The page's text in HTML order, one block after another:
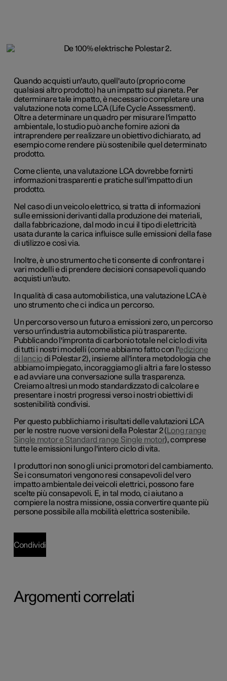
Quando acquisti un'auto, quell'auto (proprio come
qualsiasi altro prodotto) ha un impatto sul pianeta. Per
determinare tale impatto, è necessario completare una
valutazione nota come LCA (Life Cycle Assessment).
Oltre a determinare un quadro per misurare l'impatto
ambientale, lo studio può anche fornire azioni da
intraprendere per realizzare un obiettivo dichiarato, ad
esempio come rendere più sostenibile quel determinato
prodotto.
Come cliente, una valutazione LCA dovrebbe fornirti
informazioni trasparenti e pratiche sull'impatto di un
prodotto.
Nel caso di un veicolo elettrico, si tratta di informazioni
sulle emissioni derivanti dalla produzione dei materiali,
dalla fabbricazione, dal modo in cui il tipo di elettricità
usata durante la carica influisce sulle emissioni della fase
di utilizzo e così via.
Inoltre, è uno strumento che ti consente di confrontare i
vari modelli e di prendere decisioni consapevoli quando
acquisti un'auto.
In qualità di casa automobilistica, una valutazione LCA è
uno strumento che ci indica un percorso.
Un percorso verso un futuro a emissioni zero, un percorso
verso un'industria automobilistica più trasparente.
Pubblicando l'impronta di carbonio totale nel ciclo di vita
di tutti i nostri modelli (come abbiamo fatto con l'edizione
di lanciodi Polestar 2), insieme all'intera metodologia che
abbiamo impiegato, incoraggiamo gli altri a fare lo stesso
e ad avviare una conversazione sulla trasparenza.
Creiamo altresì un modo standardizzato di calcolare e
presentare i nostri progressi verso i nostri obiettivi di
sostenibilità condivisi.
Per questo pubblichiamo i risultati delle valutazioni LCA
per le nostre nuove versioni della Polestar 2 ( Long range
Single motor e Standard range Single motor), comprese
tutte le emissioni lungo l'intero ciclo di vita.
I produttori non sono gli unici promotori del cambiamento.
Se i consumatori vengono resi consapevoli del vero
impatto ambientale dei veicoli elettrici, possono fare
scelte più consapevoli. E, in tal modo, ci aiutano a
compiere la nostra missione, ossia convertire quante più
persone possibile alla mobilità elettrica sostenibile.
Condividi
Argomenti correlati